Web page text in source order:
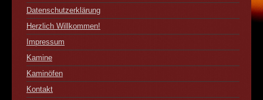
Datenschutzerklärung
Herzlich Willkommen!
Impressum
Kamine
Kaminöfen
Kontakt